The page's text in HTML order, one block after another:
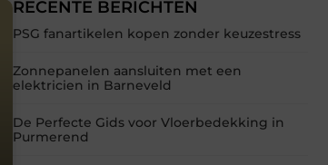
RECENTE BERICHTEN
PSG fanartikelen kopen zonder keuzestress
Zonnepanelen aansluiten met een
elektricien in Barneveld
De Perfecte Gids voor Vloerbedekking in
Purmerend